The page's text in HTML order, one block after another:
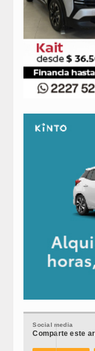
Social media
Comparte este